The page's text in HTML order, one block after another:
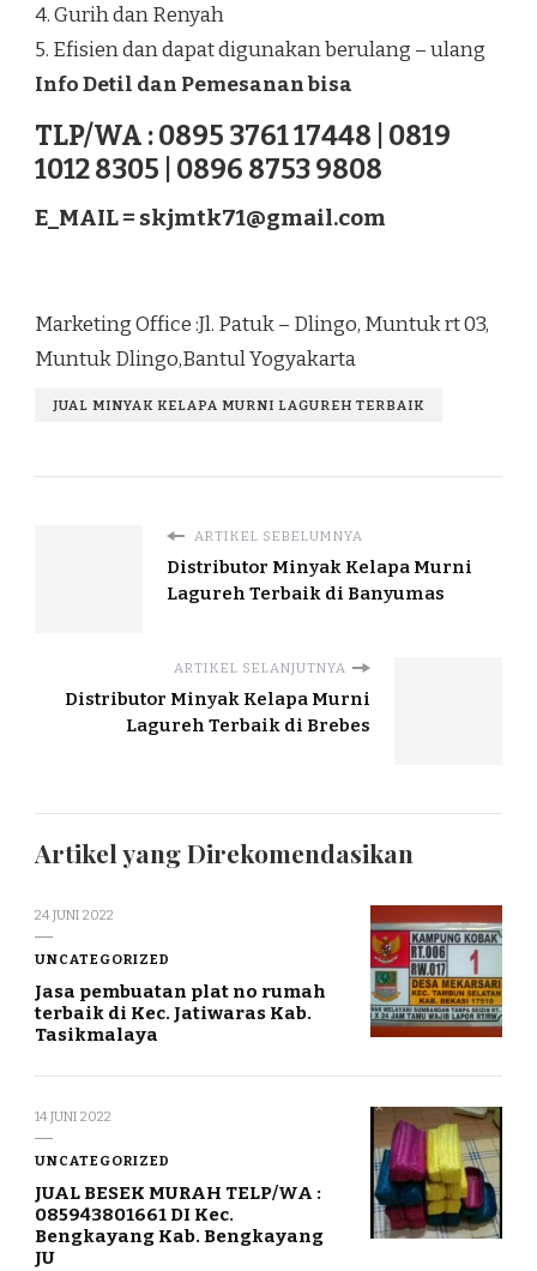
4. Gurih dan Renyah
5. Efisien dan dapat digunakan berulang – ulang
Info Detil dan Pemesanan bisa
TLP/WA : 0895 3761 17448 | 0819
1012 8305 | 0896 8753 9808
E_MAIL = skjmtk71@gmail.com
Marketing Office :Jl. Patuk – Dlingo, Muntuk rt 03,
Muntuk Dlingo,Bantul Yogyakarta
JUAL MINYAK KELAPA MURNI LAGUREH TERBAIK
ARTIKEL SEBELUMNYA
Distributor Minyak Kelapa Murni
Lagureh Terbaik di Banyumas
ARTIKEL SELANJUTNYA
Distributor Minyak Kelapa Murni
Lagureh Terbaik di Brebes
Artikel yang Direkomendasikan
24 JUNI 2022
UNCATEGORIZED
Jasa pembuatan plat no rumah
terbaik di Kec. Jatiwaras Kab.
Tasikmalaya
14 JUNI 2022
UNCATEGORIZED
JUAL BESEK MURAH TELP/WA :
085943801661 DI Kec.
Bengkayang Kab. Bengkayang
JU